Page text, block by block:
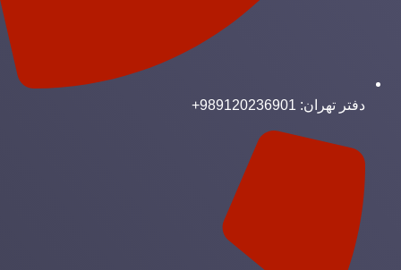
دفتر تهران: 989120236901+